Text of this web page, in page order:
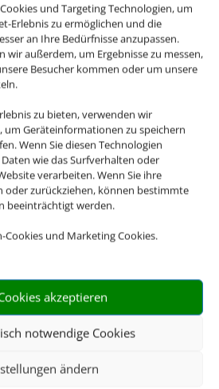
und Targeting Technologien, um
Erlebnis zu ermöglichen und die
an Ihre Bedürfnisse anzupassen.
wir außerdem, um Ergebnisse zu messen,
Besucher kommen oder um unsere
zu bieten, verwenden wir
um Geräteinformationen zu speichern
Wenn Sie diesen Technologien
wie das Surfverhalten oder
verarbeiten. Wenn Sie ihre
oder zurückziehen, können bestimmte
beeinträchtigt werden.
und Marketing Cookies.
akzeptieren
notwendige Cookies
ändern
der Buchung
Schmetterling
GmbH & Co.KG
Auftrag des